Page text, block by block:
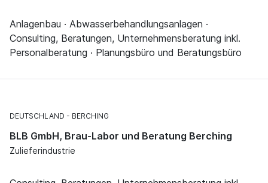
Anlagenbau · Abwasserbehandlungsanlagen ·
Consulting, Beratungen, Unternehmensberatung inkl.
Personalberatung · Planungsbüro und Beratungsbüro
DEUTSCHLAND BERCHING
BLB GmbH, Brau-Labor und Beratung Berching
Zulieferindustrie